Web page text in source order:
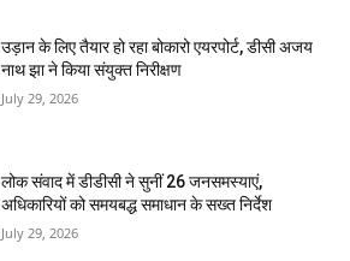
उड़ान के लिए तैयार हो रहा बोकारो एयरपोर्ट, डीसी अजय
नाथ झा ने किया संयुक्त निरीक्षण
July 29, 2026
लोक संवाद में डीडीसी ने सुनीं 26 जनसमस्याएं,
अधिकारियों को समयबद्ध समाधान के सख्त निर्देश
July 29, 2026